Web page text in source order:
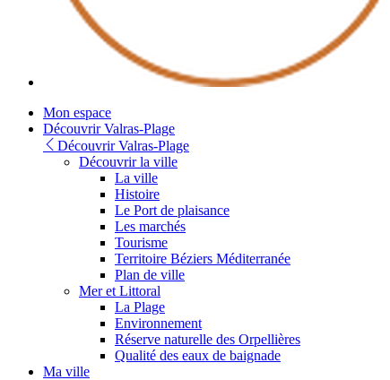
Mon espace
Découvrir Valras-Plage
Découvrir Valras-Plage
Découvrir la ville
La ville
Histoire
Le Port de plaisance
Les marchés
Tourisme
Territoire Béziers Méditerranée
Plan de ville
Mer et Littoral
La Plage
Environnement
Réserve naturelle des Orpellières
Qualité des eaux de baignade
Ma ville